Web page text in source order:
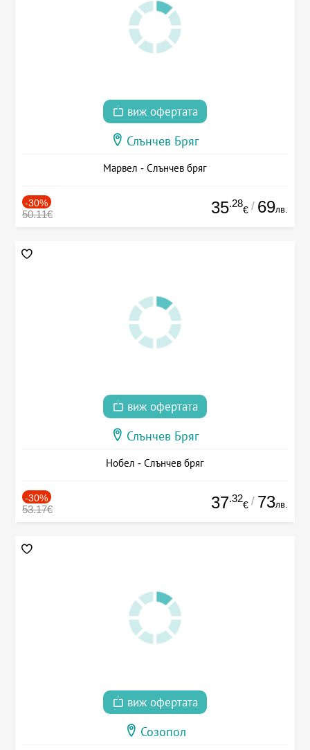
виж офертата
Слънчев Бряг
Марвел - Слънчев бряг
-30%
50.11€ 35.28
€ / 69лв.
виж офертата
Слънчев Бряг
Нобел - Слънчев бряг
-30%
53.17€ 37.32
€ / 73лв.
виж офертата
Созопол